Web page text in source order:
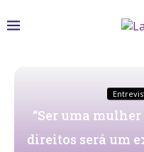
“Ser uma
direitos será um